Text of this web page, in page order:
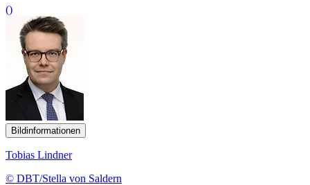
()
Bildinformationen
Tobias Lindner
© DBT/Stella von Saldern